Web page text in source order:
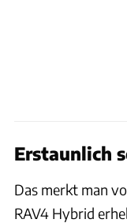
Erstaunlich
Das merkt man
RAV4 Hybrid